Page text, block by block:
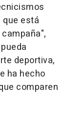
que está
deportiva,
ha hecho
comparen